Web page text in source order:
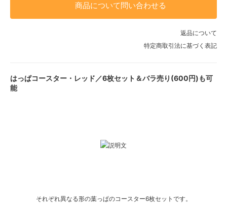
はっぱD
600円(税込660円)
はっぱF
600円(税込660円)
商品について問い合わせる
返品について
特定商取引法に基づく表記
はっぱコースター・レッド／6枚セット＆バラ売り(600円)も可
能
それぞれ異なる形の葉っぱのコースター6枚セットです。